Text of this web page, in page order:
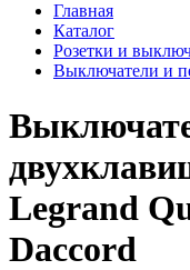
Главная
Каталог
Розетки и
Выключатели и
Legrand
Daccord